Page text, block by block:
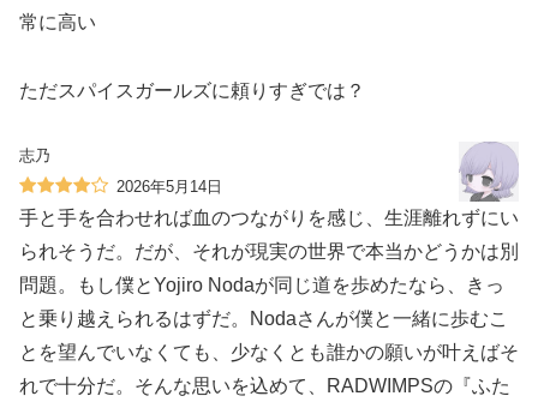
常に高い
ただスパイスガールズに頼りすぎでは？
志乃
2026年5月14日
手と手を合わせれば血のつながりを感じ、生涯離れずにい
られそうだ。だが、それが現実の世界で本当かどうかは別
問題。もし僕とYojiro Nodaが同じ道を歩めたなら、きっ
と乗り越えられるはずだ。Nodaさんが僕と一緒に歩むこ
とを望んでいなくても、少なくとも誰かの願いが叶えばそ
れで十分だ。そんな思いを込めて、RADWIMPSの『ふた